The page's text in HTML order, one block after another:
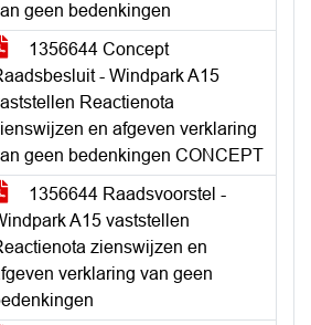
geen bedenkingen
1356644 Concept
- Windpark A15
Reactienota
en afgeven verklaring
geen bedenkingen CONCEPT
1356644 Raadsvoorstel -
A15 vaststellen
zienswijzen en
verklaring van geen